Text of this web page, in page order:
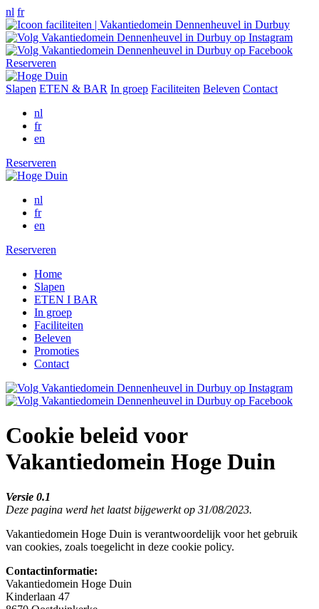
nl fr
Reserveren
Slapen ETEN & BAR In groep Faciliteiten Beleven Contact
nl
fr
en
Reserveren
nl
fr
en
Reserveren
Home
Slapen
ETEN I BAR
In groep
Faciliteiten
Beleven
Promoties
Contact
Cookie beleid voor
Vakantiedomein Hoge Duin
Versie 0.1
Deze pagina werd het laatst bijgewerkt op 31/08/2023.
Vakantiedomein Hoge Duin is verantwoordelijk voor het gebruik
van cookies, zoals toegelicht in deze cookie policy.
Contactinformatie:
Vakantiedomein Hoge Duin
Kinderlaan 47